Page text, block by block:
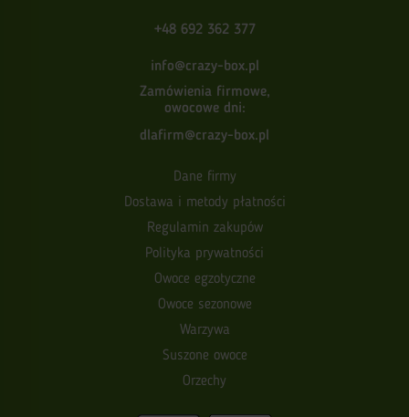
+48 692 362 377
info@crazy-box.pl
Zamówienia firmowe,
owocowe dni:
dlafirm@crazy-box.pl
Dane firmy
Dostawa i metody płatności
Regulamin zakupów
Polityka prywatności
Owoce egzotyczne
Owoce sezonowe
Warzywa
Suszone owoce
Orzechy